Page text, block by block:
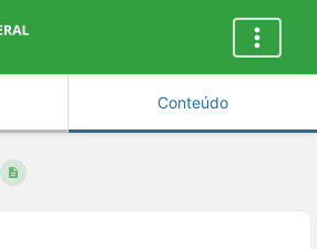
Conteúdo